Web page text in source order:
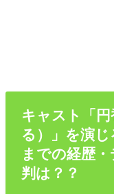
キャスト「
る）」を演
までの経歴
判は？？